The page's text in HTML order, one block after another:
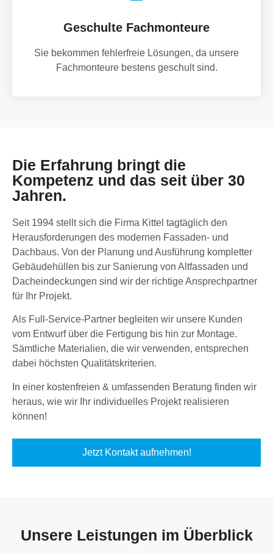
Geschulte Fachmonteure
Sie bekommen fehlerfreie Lösungen, da unsere
Fachmonteure bestens geschult sind.
Die Erfahrung bringt die
Kompetenz und das seit über 30
Jahren.
Seit 1994 stellt sich die Firma Kittel tagtäglich den
Herausforderungen des modernen Fassaden- und
Dachbaus. Von der Planung und Ausführung kompletter
Gebäudehüllen bis zur Sanierung von Altfassaden und
Dacheindeckungen sind wir der richtige Ansprechpartner
für Ihr Projekt.
Als Full-Service-Partner begleiten wir unsere Kunden
vom Entwurf über die Fertigung bis hin zur Montage.
Sämtliche Materialien, die wir verwenden, entsprechen
dabei höchsten Qualitätskriterien.
In einer kostenfreien & umfassenden Beratung finden wir
heraus, wie wir Ihr individuelles Projekt realisieren
können!
Jetzt Kontakt aufnehmen!
Unsere Leistungen im Überblick